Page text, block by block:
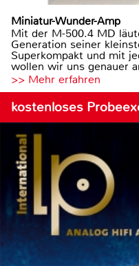
Miniatur-Wunder-Amp
Mit der M-500.4 MD
Generation seiner
Superkompakt und mit
wollen wir uns genauer
>> Mehr erfahren
kostenloses